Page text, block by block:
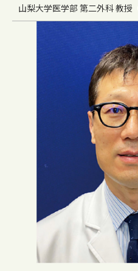
山梨大学医学部 第二外科 教授